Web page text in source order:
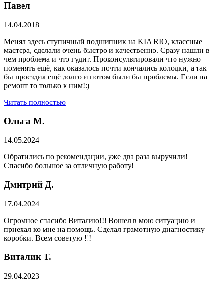
Павел
14.04.2018
Менял здесь ступичный подшипник на KIA RIO, классные
мастера, сделали очень быстро и качественно. Сразу нашли в
чем проблема и что гудит. Проконсультировали что нужно
поменять ещё, как оказалось почти кончались колодки, а так
бы проездил ещё долго и потом были бы проблемы. Если на
ремонт то только к ним!:)
Читать полностью
Ольга М.
14.05.2024
Обратились по рекомендации, уже два раза выручили!
Спасибо большое за отличную работу!
Дмитрий Д.
17.04.2024
Огромное спасибо Виталию!!! Вошел в мою ситуацию и
приехал ко мне на помощь. Сделал грамотную диагностику
коробки. Всем советую !!!
Виталик Т.
29.04.2023